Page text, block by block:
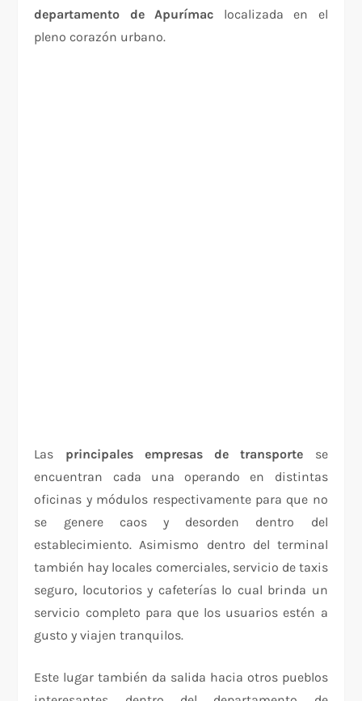
departamento de Apurímac localizada en el
pleno corazón urbano.
Las principales empresas de transporte se
encuentran cada una operando en distintas
oficinas y módulos respectivamente para que no
se genere caos y desorden dentro del
establecimiento. Asimismo dentro del terminal
también hay locales comerciales, servicio de taxis
seguro, locutorios y cafeterías lo cual brinda un
servicio completo para que los usuarios estén a
gusto y viajen tranquilos.
Este lugar también da salida hacia otros pueblos